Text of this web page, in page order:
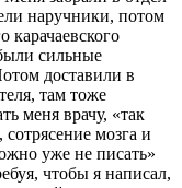
наручники, потом
карачаевского
сильные
доставили в
там тоже
меня врачу, «так
мозга и
уже не писать»
чтобы я написал,